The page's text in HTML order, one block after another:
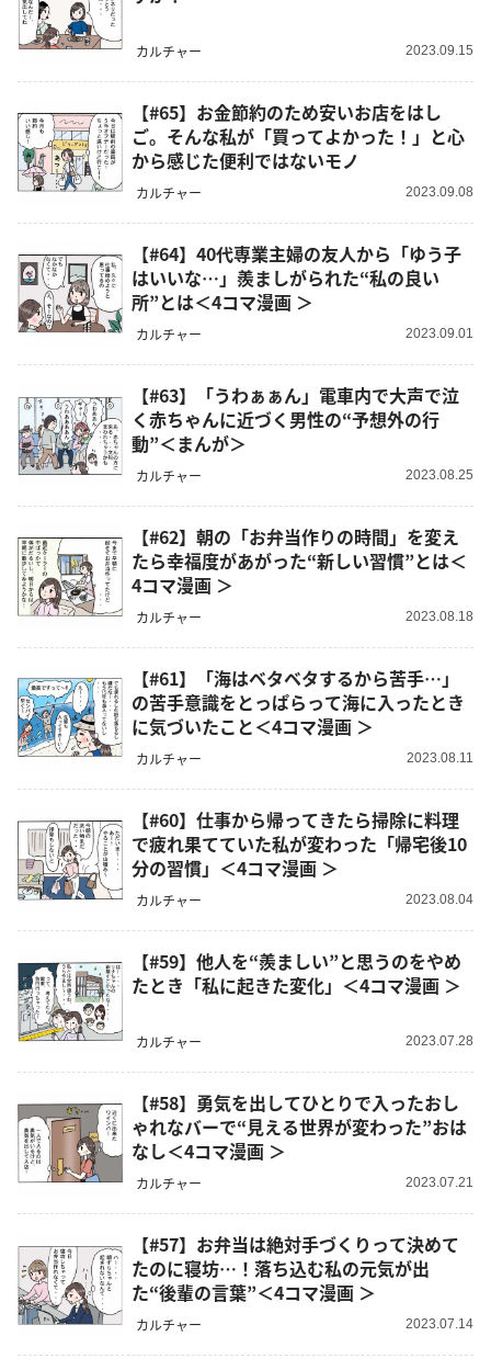
カルチャー 2023.09.15
【#65】お金節約のため安いお店をはし
ご。そんな私が「買ってよかった！」と心
から感じた便利ではないモノ
カルチャー 2023.09.08
【#64】40代専業主婦の友人から「ゆう子
はいいな…」羨ましがられた“私の良い
所”とは＜4コマ漫画 ＞
カルチャー 2023.09.01
【#63】「うわぁぁん」電車内で大声で泣
く赤ちゃんに近づく男性の“予想外の行
動”＜まんが＞
カルチャー 2023.08.25
【#62】朝の「お弁当作りの時間」を変え
たら幸福度があがった“新しい習慣”とは＜
4コマ漫画 ＞
カルチャー 2023.08.18
【#61】「海はベタベタするから苦手…」
の苦手意識をとっぱらって海に入ったとき
に気づいたこと＜4コマ漫画 ＞
カルチャー 2023.08.11
【#60】仕事から帰ってきたら掃除に料理
で疲れ果てていた私が変わった「帰宅後10
分の習慣」＜4コマ漫画 ＞
カルチャー 2023.08.04
【#59】他人を“羨ましい”と思うのをやめ
たとき「私に起きた変化」＜4コマ漫画 ＞
カルチャー 2023.07.28
【#58】勇気を出してひとりで入ったおし
ゃれなバーで“見える世界が変わった”おは
なし＜4コマ漫画 ＞
カルチャー 2023.07.21
【#57】お弁当は絶対手づくりって決めて
たのに寝坊…！落ち込む私の元気が出
た“後輩の言葉”＜4コマ漫画 ＞
カルチャー 2023.07.14